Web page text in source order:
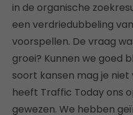
in de organische
een verdriedubbeling
voorspellen. De vraag
groei? Kunnen we goed
soort kansen mag je
heeft Traffic Today ons
gewezen. We hebben